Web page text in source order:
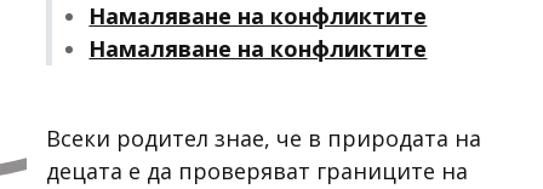
Намаляване на конфликтите
Намаляване на конфликтите
Всеки родител знае, че в природата на
децата е да проверяват границите на